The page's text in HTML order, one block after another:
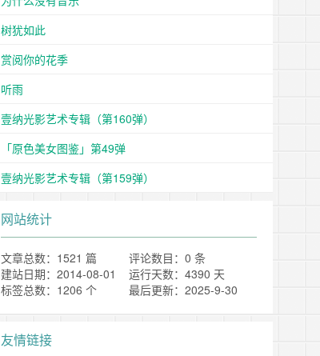
树犹如此
赏阅你的花季
听雨
壹纳光影艺术专辑（第160弹）
「原色美女图鉴」第49弹
壹纳光影艺术专辑（第159弹）
网站统计
文章总数：1521 篇
评论数目：0 条
建站日期：2014-08-01
运行天数：4390 天
标签总数：1206 个
最后更新：2025-9-30
友情链接